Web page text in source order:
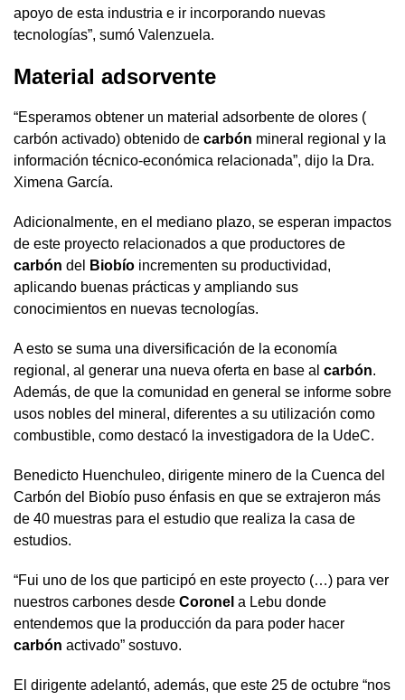
apoyo de esta industria e ir incorporando nuevas
tecnologías”, sumó Valenzuela.
Material adsorvente
“Esperamos obtener un material adsorbente de olores (
carbón activado) obtenido de carbón mineral regional y la
información técnico-económica relacionada”, dijo la Dra.
Ximena García.
Adicionalmente, en el mediano plazo, se esperan impactos
de este proyecto relacionados a que productores de
carbón del Biobío incrementen su productividad,
aplicando buenas prácticas y ampliando sus
conocimientos en nuevas tecnologías.
A esto se suma una diversificación de la economía
regional, al generar una nueva oferta en base al carbón.
Además, de que la comunidad en general se informe sobre
usos nobles del mineral, diferentes a su utilización como
combustible, como destacó la investigadora de la UdeC.
Benedicto Huenchuleo, dirigente minero de la Cuenca del
Carbón del Biobío puso énfasis en que se extrajeron más
de 40 muestras para el estudio que realiza la casa de
estudios.
“Fui uno de los que participó en este proyecto (…) para ver
nuestros carbones desde Coronel a Lebu donde
entendemos que la producción da para poder hacer
carbón activado” sostuvo.
El dirigente adelantó, además, que este 25 de octubre “nos